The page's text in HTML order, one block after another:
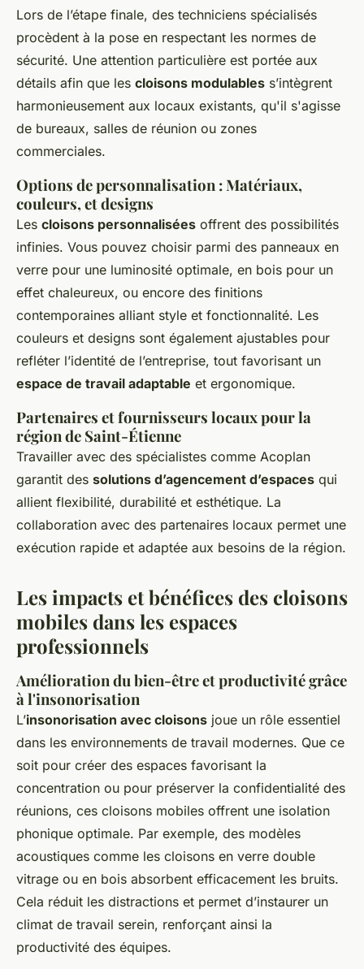
Lors de l’étape finale, des techniciens spécialisés
procèdent à la pose en respectant les normes de
sécurité. Une attention particulière est portée aux
détails afin que les cloisons modulables s’intègrent
harmonieusement aux locaux existants, qu'il s'agisse
de bureaux, salles de réunion ou zones
commerciales.
Options de personnalisation : Matériaux,
couleurs, et designs
Les cloisons personnalisées offrent des possibilités
infinies. Vous pouvez choisir parmi des panneaux en
verre pour une luminosité optimale, en bois pour un
effet chaleureux, ou encore des finitions
contemporaines alliant style et fonctionnalité. Les
couleurs et designs sont également ajustables pour
refléter l’identité de l’entreprise, tout favorisant un
espace de travail adaptable et ergonomique.
Partenaires et fournisseurs locaux pour la
région de Saint-Étienne
Travailler avec des spécialistes comme Acoplan
garantit des solutions d’agencement d’espaces qui
allient flexibilité, durabilité et esthétique. La
collaboration avec des partenaires locaux permet une
exécution rapide et adaptée aux besoins de la région.
Les impacts et bénéfices des cloisons
mobiles dans les espaces
professionnels
Amélioration du bien-être et productivité grâce
à l'insonorisation
L’insonorisation avec cloisons joue un rôle essentiel
dans les environnements de travail modernes. Que ce
soit pour créer des espaces favorisant la
concentration ou pour préserver la confidentialité des
réunions, ces cloisons mobiles offrent une isolation
phonique optimale. Par exemple, des modèles
acoustiques comme les cloisons en verre double
vitrage ou en bois absorbent efficacement les bruits.
Cela réduit les distractions et permet d’instaurer un
climat de travail serein, renforçant ainsi la
productivité des équipes.